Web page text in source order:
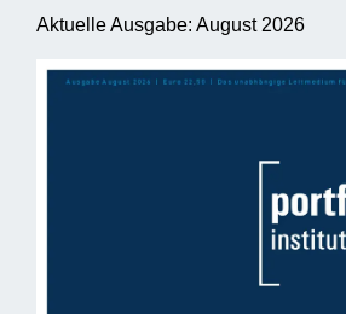
Aktuelle Ausgabe: August 2026